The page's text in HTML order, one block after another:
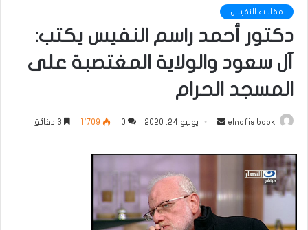
مقالات النفيس
دكتور أحمد راسم النفيس يكتب:
آل سعود والولاية المغتصبة على
المسجد الحرام
elnafis book
أرسل
إلكترونيا
يوليو 24, 2020 0 1٬709